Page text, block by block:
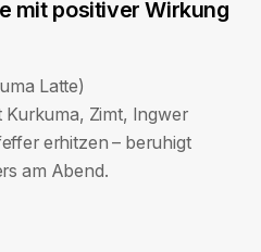
mit positiver Wirkung
Latte)
Kurkuma, Zimt, Ingwer
erhitzen – beruhigt
am Abend.